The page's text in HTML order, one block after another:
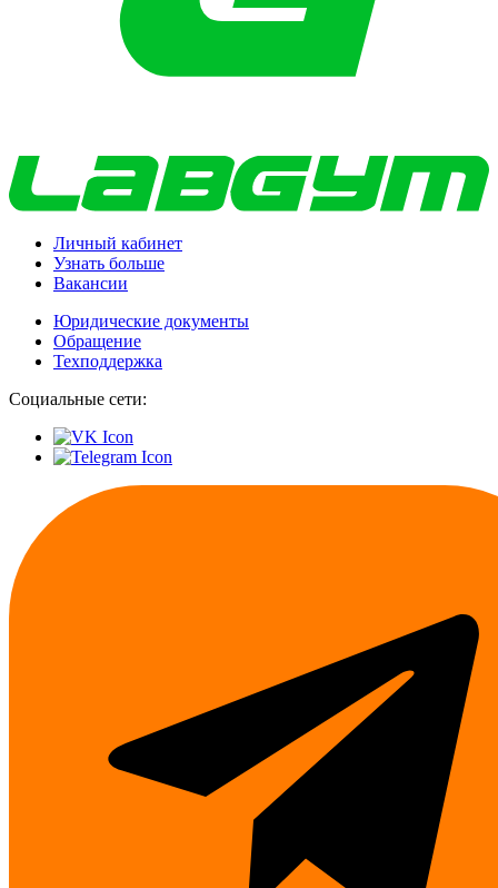
Личный кабинет
Узнать больше
Вакансии
Юридические документы
Обращение
Техподдержка
Социальные сети: